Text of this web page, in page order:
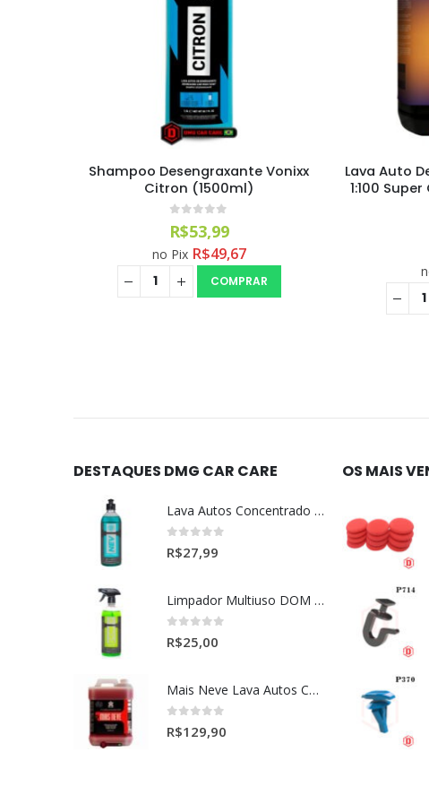
Shampoo Desengraxante Vonixx
Citron (1500ml)
out of 5
R$53,99
no Pix R$49,67
COMPRAR
Lava Auto
1:100
DESTAQUES DMG CAR CARE
Lava Autos Concentrado NEV (nevada) 1:400 (500ml)
out of 5
R$27,99
Limpador Multiuso DOM (Dominos) Dmg Pronto P/Uso (500ml)
out of 5
R$25,00
Mais Neve Lava Autos Concentrado 1:400 X-SHINE 5Litros
out of 5
R$129,90
OS MAIS